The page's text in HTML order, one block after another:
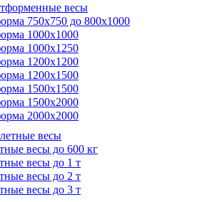
весы
750х750 до 800х1000
1000х1000
1000х1250
1200х1200
1200х1500
1500х1500
1500х2000
2000х2000
весы
весы до 600 кг
весы до 1 т
весы до 2 т
весы до 3 т